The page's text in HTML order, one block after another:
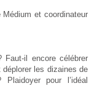
et coordinateur
Faut-il encore célébrer
les dizaines de
pour l’idéal